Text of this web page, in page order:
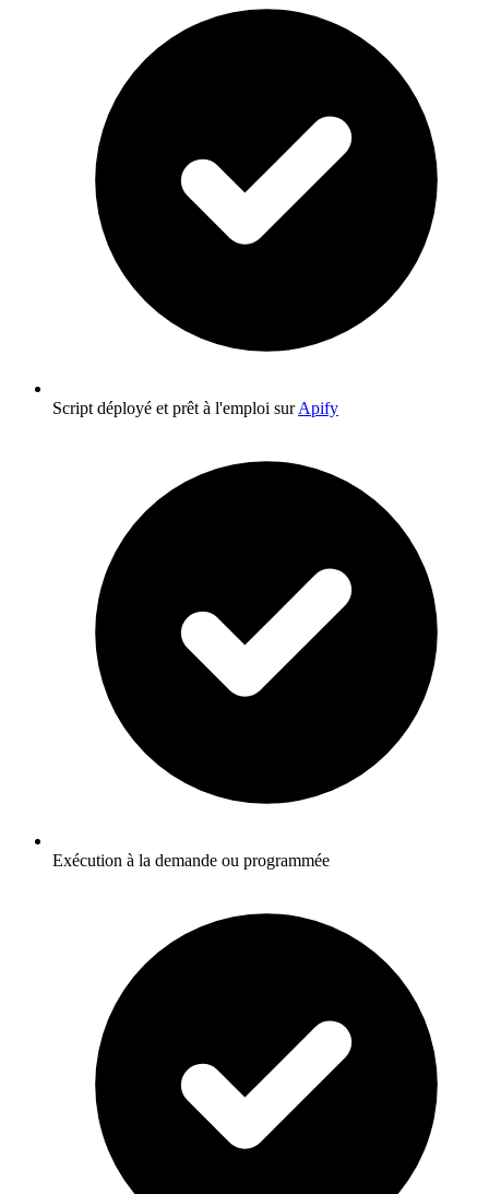
Script déployé et prêt à l'emploi surApify
Exécution à la demande ou programmée